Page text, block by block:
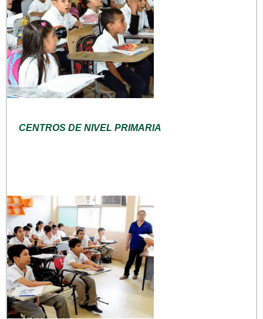
CENTROS DE NIVEL PRIMARIA